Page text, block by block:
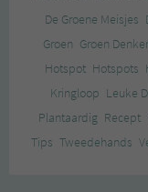
De Groene Meisjes
Groen Groen
Hotspot Hotspots
Kringloop Leuke
Plantaardig Recept
Tips Tweedehands